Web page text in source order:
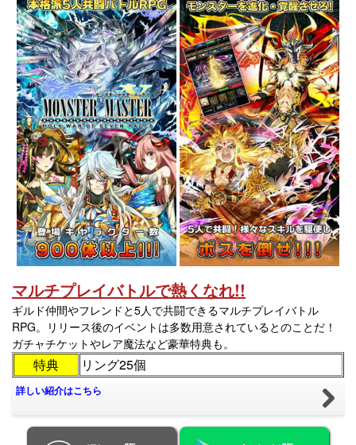
マルチプレイバトルで熱くなれ!!
ギルド仲間やフレンドと5人で共闘できるマルチプレイバトル
RPG。リリース後のイベントは多数用意されているとのことだ！
ガチャチケットやレア魔法など豪華特典も。
特典 リング25個
詳しい紹介はこちら